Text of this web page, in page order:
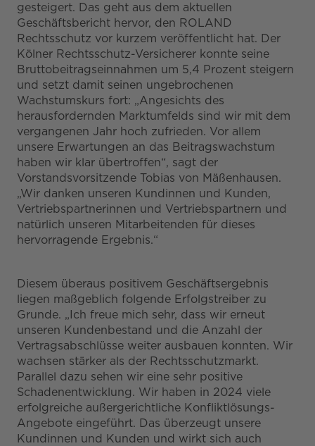
gesteigert. Das geht aus dem aktuellen
Geschäftsbericht hervor, den ROLAND
Rechtsschutz vor kurzem veröffentlicht hat. Der
Kölner Rechtsschutz-Versicherer konnte seine
Bruttobeitragseinnahmen um 5,4 Prozent steigern
und setzt damit seinen ungebrochenen
Wachstumskurs fort: „Angesichts des
herausfordernden Marktumfelds sind wir mit dem
vergangenen Jahr hoch zufrieden. Vor allem
unsere Erwartungen an das Beitragswachstum
haben wir klar übertroffen“, sagt der
Vorstandsvorsitzende Tobias von Mäßenhausen.
„Wir danken unseren Kundinnen und Kunden,
Vertriebspartnerinnen und Vertriebspartnern und
natürlich unseren Mitarbeitenden für dieses
hervorragende Ergebnis.“
Diesem überaus positivem Geschäftsergebnis
liegen maßgeblich folgende Erfolgstreiber zu
Grunde. „Ich freue mich sehr, dass wir erneut
unseren Kundenbestand und die Anzahl der
Vertragsabschlüsse weiter ausbauen konnten. Wir
wachsen stärker als der Rechtsschutzmarkt.
Parallel dazu sehen wir eine sehr positive
Schadenentwicklung. Wir haben in 2024 viele
erfolgreiche außergerichtliche Konfliktlösungs-
Angebote eingeführt. Das überzeugt unsere
Kundinnen und Kunden und wirkt sich auch